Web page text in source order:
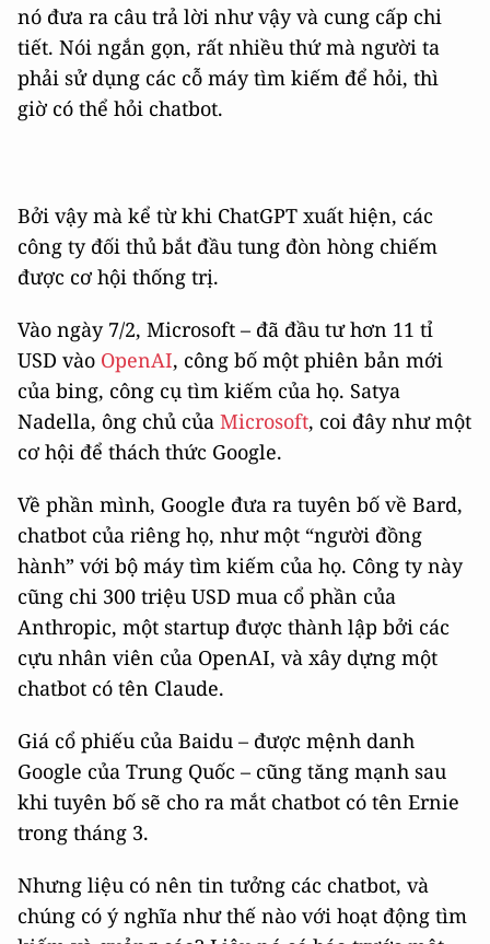
nó đưa ra câu trả lời như vậy và cung cấp chi
tiết. Nói ngắn gọn, rất nhiều thứ mà người ta
phải sử dụng các cỗ máy tìm kiếm để hỏi, thì
giờ có thể hỏi chatbot.
Bởi vậy mà kể từ khi ChatGPT xuất hiện, các
công ty đối thủ bắt đầu tung đòn hòng chiếm
được cơ hội thống trị.
Vào ngày 7/2, Microsoft – đã đầu tư hơn 11 tỉ
USD vào OpenAI, công bố một phiên bản mới
của bing, công cụ tìm kiếm của họ. Satya
Nadella, ông chủ của Microsoft, coi đây như một
cơ hội để thách thức Google.
Về phần mình, Google đưa ra tuyên bố về Bard,
chatbot của riêng họ, như một “người đồng
hành” với bộ máy tìm kiếm của họ. Công ty này
cũng chi 300 triệu USD mua cổ phần của
Anthropic, một startup được thành lập bởi các
cựu nhân viên của OpenAI, và xây dựng một
chatbot có tên Claude.
Giá cổ phiếu của Baidu – được mệnh danh
Google của Trung Quốc – cũng tăng mạnh sau
khi tuyên bố sẽ cho ra mắt chatbot có tên Ernie
trong tháng 3.
Nhưng liệu có nên tin tưởng các chatbot, và
chúng có ý nghĩa như thế nào với hoạt động tìm